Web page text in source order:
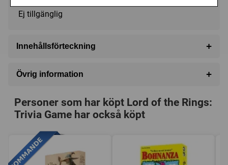
Ej tillgänglig
Innehållsförteckning +
1 board
400 trivia cards
48 special area tiles
11 event tiles
113 resource counters:
25 ring
Övrig information +
Kategori: Frågor,Äventyr,Fantasy
Fantasy Flight Games
Länkar:
BoardGameGeek
Försälj. rank:10558/18137
Personer som har köpt Lord of the Rings:
Trivia Game har också köpt